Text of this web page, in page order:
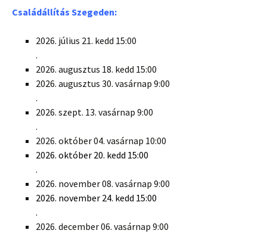
Családállítás Szegeden:
2026. július 21. kedd 15:00
.
2026. augusztus 18. kedd 15:00
2026. augusztus 30. vasárnap 9:00
.
2026. szept. 13. vasárnap 9:00
.
2026. október 04. vasárnap 10:00
2026. október 20. kedd 15:00
.
2026. november 08. vasárnap 9:00
2026. november 24. kedd 15:00
.
2026. december 06. vasárnap 9:00